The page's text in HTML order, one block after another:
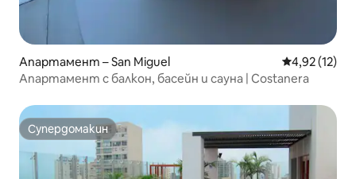
Апартамент – San Miguel Средна
4,92 (12)
Апартамент с балкон, басейн и сауна | Costanera
Супердомакин
Супердомакин